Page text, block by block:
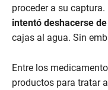
proceder a su
intentó deshacerse
cajas al agua. Sin
Entre los
productos para tratar